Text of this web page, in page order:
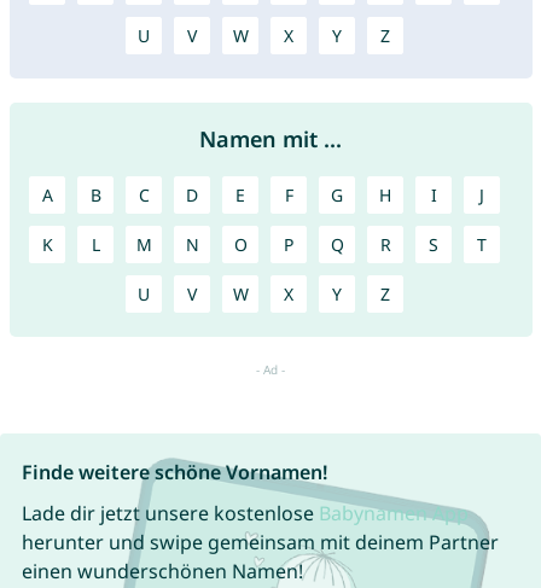
U V W X Y Z
Namen mit ...
A B C D E F G H I J
K L M N O P Q R S T
U V W X Y Z
Finde weitere schöne Vornamen!
Lade dir jetzt unsere kostenlose Babynamen App
herunter und swipe gemeinsam mit deinem Partner
einen wunderschönen Namen!